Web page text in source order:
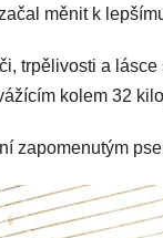
měnit k
trpělivosti a
kolem 32
zapomenutým